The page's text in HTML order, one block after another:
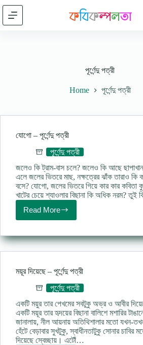
Skip
content
পূর্ণেন্দু পত্রী
Home পূর্ণেন্দু পত্রী
যোগো – পূর্ণেন্দু পত্রী
পূর্ণেন্দু পত্রী
জলেও কি ট্রাম-বাস চলে? জলেও কি আছে
এলে জলের ভিতরে মাছ, নক্ষত্রের ঝাঁক তারাও কি
বসে? যোগো, জলের ভিতরে গিয়ে কার কার কবিতা
খাটের চেয়ে শ্যাওলার বিছানা কি অধিক নরম? তুই
Read More
যোগো
–
পত্রী
ময়ূর দিয়েছে – পূর্ণেন্দু পত্রী
পূর্ণেন্দু পত্রী
একটি ময়ুর তার পেখমের সবটুকু অভ্র ও আবীর
একটি ময়ূর তার হৃদয়ের বিছানা বালিশে মশারির
জানালায়, নীল আয়নায় অতিথিশালার মতো যখন-
হেঁটে বেড়াবার সুখটুকু, স্বাধীনতাটুকু সোনার চাবির
দিয়েছে স্বেচ্ছায়। এটোঁ…